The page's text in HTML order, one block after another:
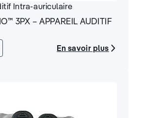
Intra-auriculaire
3PX – APPAREIL AUDITIF
En savoir plus